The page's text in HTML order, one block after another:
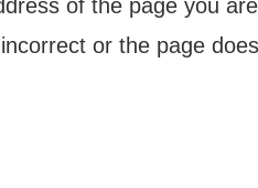
of the page you
or the page